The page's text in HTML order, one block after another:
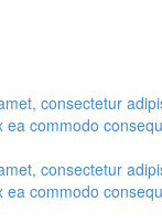
consectetur
ea commodo
consectetur
ea commodo